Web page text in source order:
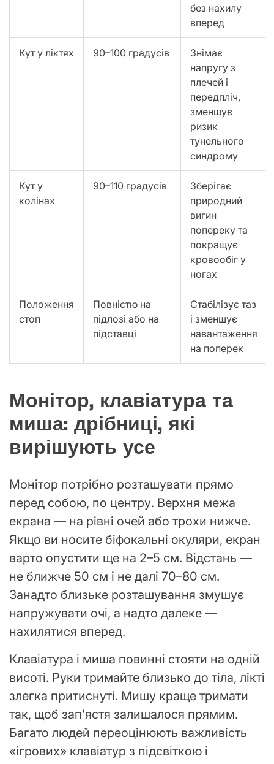
без нахилу
вперед
Кут у ліктях 90–100 градусів
Знімає
напругу з
плечей і
передпліч,
зменшує
ризик
тунельного
синдрому
Кут у
колінах
90–110 градусів
Зберігає
природний
вигин
попереку та
покращує
кровообіг у
ногах
Положення
стоп
Повністю на
підлозі або на
підставці
Стабілізує таз
і зменшує
навантаження
на поперек
Монітор, клавіатура та
миша: дрібниці, які
вирішують усе
Монітор потрібно розташувати прямо
перед собою, по центру. Верхня межа
екрана — на рівні очей або трохи нижче.
Якщо ви носите біфокальні окуляри, екран
варто опустити ще на 2–5 см. Відстань —
не ближче 50 см і не далі 70–80 см.
Занадто близьке розташування змушує
напружувати очі, а надто далеке —
нахилятися вперед.
Клавіатура і миша повинні стояти на одній
висоті. Руки тримайте близько до тіла, лікті
злегка притиснуті. Мишу краще тримати
так, щоб зап’ястя залишалося прямим.
Багато людей переоцінюють важливість
«ігрових» клавіатур з підсвіткою і